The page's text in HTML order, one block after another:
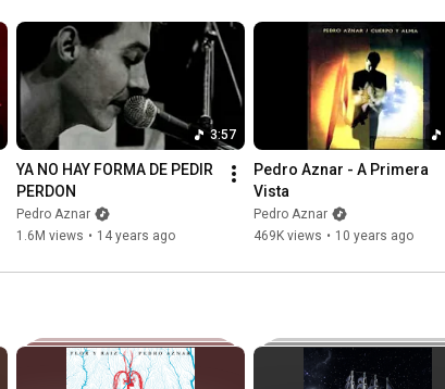
3:57
YA NO HAY FORMA DE PEDIR
PERDON
Pedro Aznar
1.6M views • 14 years ago
Pedro Aznar - A Primera
Vista
Pedro Aznar
469K views • 10 years ago